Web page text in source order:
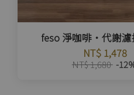
feso 淨咖啡・代謝
NT$ 1,478
NT$ 1,680 -